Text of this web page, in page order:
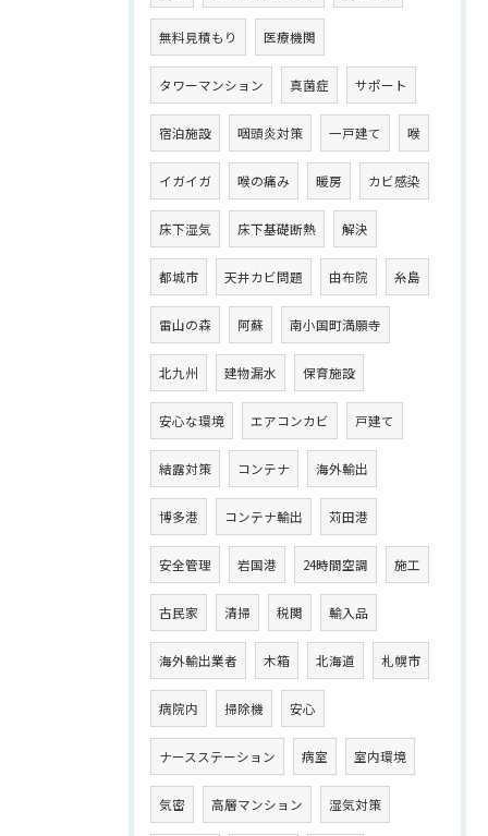
無料見積もり 医療機関
タワーマンション 真菌症 サポート
宿泊施設 咽頭炎対策 一戸建て 喉
イガイガ 喉の痛み 暖房 カビ感染
床下湿気 床下基礎断熱 解決
都城市 天井カビ問題 由布院 糸島
雷山の森 阿蘇 南小国町満願寺
北九州 建物漏水 保育施設
安心な環境 エアコンカビ 戸建て
結露対策 コンテナ 海外輸出
博多港 コンテナ輸出 苅田港
安全管理 岩国港 24時間空調 施工
古民家 清掃 税関 輸入品
海外輸出業者 木箱 北海道 札幌市
病院内 掃除機 安心
ナースステーション 病室 室内環境
気密 高層マンション 湿気対策